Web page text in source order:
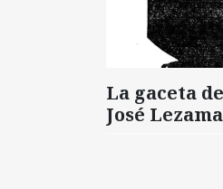
La gaceta
José